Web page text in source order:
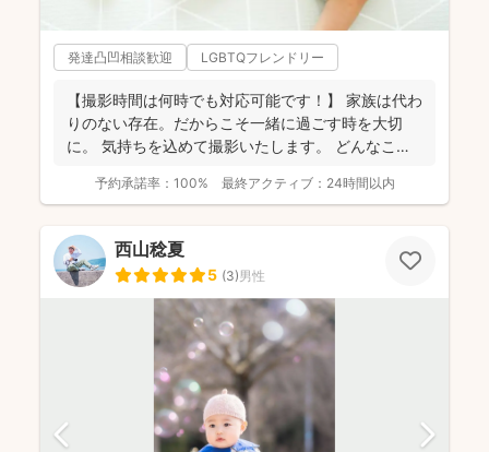
発達凸凹相談歓迎 LGBTQフレンドリー
【撮影時間は何時でも対応可能です！】 家族は代わ
りのない存在。だからこそ一緒に過ごす時を大切
に。 気持ちを込めて撮影いたします。 どんなこと
予約承諾率： 100% 最終アクティブ： 24時間以内
西山稔夏
5 (3)男性